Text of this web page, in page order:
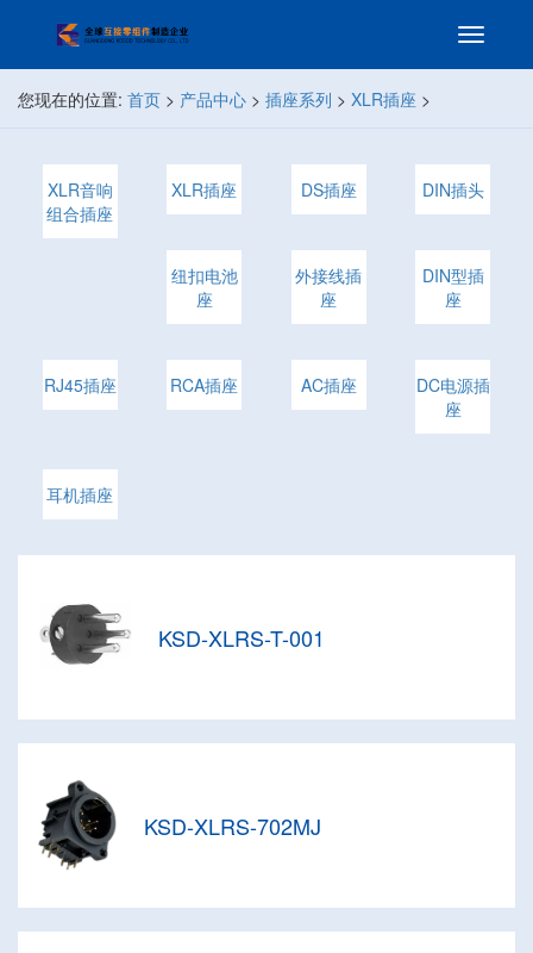
您现在的位置: 首页 > 产品中心 > 插座系列 > XLR插座 >
XLR音响
组合插座
XLR插座 DS插座 DIN插头
纽扣电池
座
外接线插
座
DIN型插
座
RJ45插座 RCA插座 AC插座
DC电源插
座
耳机插座
KSD-XLRS-T-001
KSD-XLRS-702MJ